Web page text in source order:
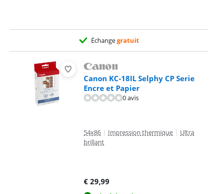
Échangegratuit
Canon KC-18IL Selphy CP Serie
Encre et Papier
0 avis
54x86 | Impression thermique | Ultra
brillant
€ 29,99